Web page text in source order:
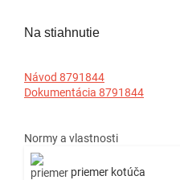
Na stiahnutie
Návod 8791844
Dokumentácia 8791844
Normy a vlastnosti
priemer kotúča